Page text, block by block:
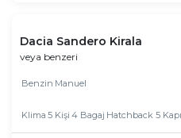
Dacia Sandero Kirala
veya benzeri
Benzin Manuel
Klima 5 Kişi 4 Bagaj Hatchback 5 Kapı